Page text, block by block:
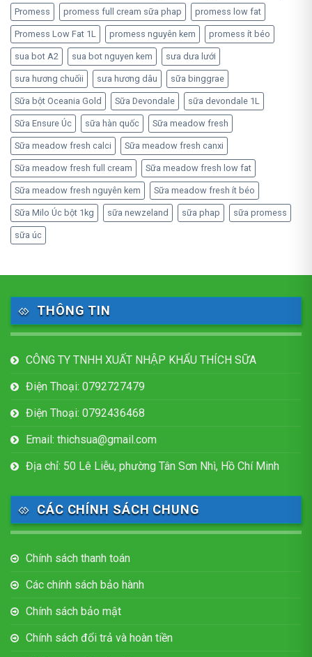
Promess promess full cream sữa phap promess low fat
Promess Low Fat 1L promess nguyên kem promess ít béo
sua bot A2 sua bot nguyen kem sưa dưa lưới
sưa hương chuốii sưa hương dâu sữa binggrae
Sữa bột Oceania Gold Sữa Devondale sữa devondale 1L
Sữa Ensure Úc sữa hàn quốc Sữa meadow fresh
Sữa meadow fresh calci Sữa meadow fresh canxi
Sữa meadow fresh full cream Sữa meadow fresh low fat
Sữa meadow fresh nguyên kem Sữa meadow fresh ít béo
Sữa Milo Úc bột 1kg sữa newzeland sữa phap sữa promess
sữa úc
THÔNG TIN
CÔNG TY TNHH XUẤT NHẬP KHẨU THÍCH SỮA
Điện Thoại: 0792727479
Điện Thoại: 0792436468
Email: thichsua@gmail.com
Địa chỉ: 50 Lê Liễu, phường Tân Sơn Nhì, Hồ Chí Minh
CÁC CHÍNH SÁCH CHUNG
Chính sách thanh toán
Các chính sách bảo hành
Chính sách bảo mật
Chính sách đổi trả và hoàn tiền